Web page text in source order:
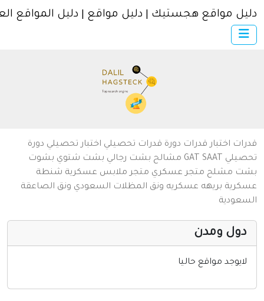
× الرئيسية
اتصل بنا
تسجيل
دخول
سياسة الخصوصية
شروط الاستخدام
كمبيوتر وبرامج
مواقع هجستيك | دليل مواقع | دليل المواقع العربية
اختبار قدرات دورة قدرات تحصيلي اختبار تحصيلي دورة
SAAT
GAT مشالح بشت رجالي بشت شتوي بشوت
مشلح متجر عسكري متجر ملابس عسكرية شنطة
بريهه عسكريه ونق المظلات السعودي ونق الصاعقة
ومدن
مواقع حاليا